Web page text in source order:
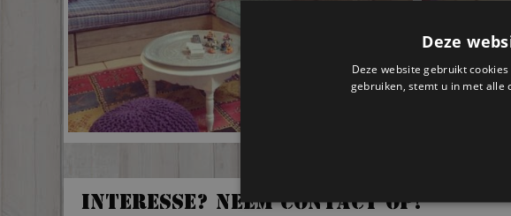
Interesse? Neem contact op!
Deze
Deze website gebruikt
gebruiken, stemt u in met alle